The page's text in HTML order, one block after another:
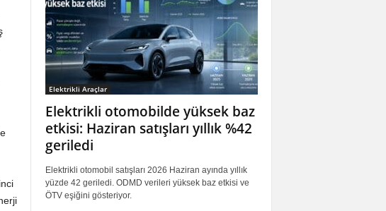
Elektrikli Araçlar
Elektrikli otomobilde yüksek baz
etkisi: Haziran satışları yıllık %42
geriledi
Elektrikli otomobil satışları 2026 Haziran ayında yıllık
yüzde 42 geriledi. ODMD verileri yüksek baz etkisi ve
ÖTV eşiğini gösteriyor.